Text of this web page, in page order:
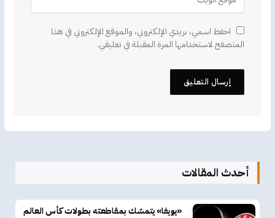
احفظ اسمي، بريدي الإلكتروني، والموقع الإلكتروني في هذا
المتصفح لاستخدامها المرة المقبلة في تعليقي.
أحدث المقالات
«يويفا» يتمسّك بمقاطعته بطولات كأس العالم